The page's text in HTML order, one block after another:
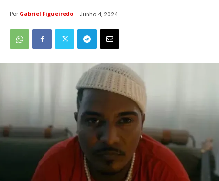
Por Gabriel Figueiredo Junho 4, 2024